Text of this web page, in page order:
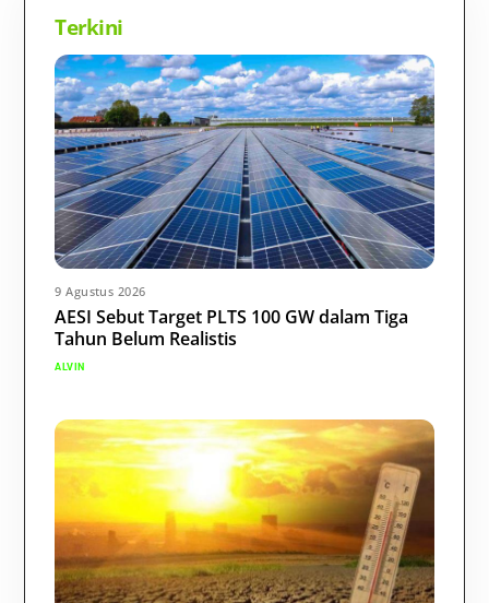
Terkini
9 Agustus 2026
AESI Sebut Target PLTS 100 GW dalam Tiga
Tahun Belum Realistis
ALVIN